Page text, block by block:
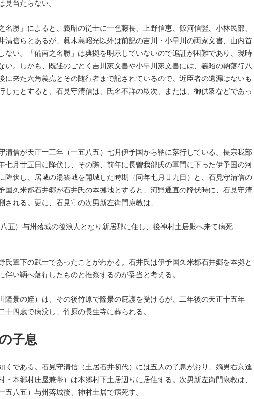
当たらない。
名勝」によると、義昭の従士に一色藤長、上野信恵、飯河信竪、小林民部、
清信らとあるが、眞木島昭光以外は前記の吉川・小早川の両家文書、山内首
ない。「備南之名勝」は典拠を明示していないので追証が困難であり、現時
い。しかも、既述のごとく吉川家文書や小早川家文書には、義昭の鞆落行八
に来た六角義堯とその随行者まで記されているので、近臣者の遺漏はないも
したとすると、石見守清信は、氏名不詳の取次、または、御供衆などであっ
清信が天正十三年（一五八五）七月伊予国から鞆に落行している。長宗我部
七月廿五日に降伏し、その際、前年に長曽我部氏の軍門に下った伊予国の河
降伏し、居城の湯築城を開城した時期（同年七月廿九日）と、石見守清信の
国久米郡石井郷が石井氏の本拠地とすると、河野通直の降伏時に、石見守清
れる。更に、石見守の次男新左衛門康教は、
五）与州落城の後浪人となり新居郡に住し、後神村土居殿へ来て病死
氏輩下の武士であったことがわかる。石井氏は伊予国久米郡石井郷を本拠と
伴い鞆へ落行したものと推察するのが妥当と考える。
隆景の姪）は、その後竹原で隆景の庇護を受けるが、二年後の天正十五年
十四歳で病没し、竹原の長生寺に葬られる。
子息
くである。石見守清信（土居石井初代）には五人の子息がおり、嫡男右京進
・本郷村庄屋兼帯）は本郷村下土居辺りに居住する。次男新左衛門康教は、
八五）与州落城後、神村土居で病死す。